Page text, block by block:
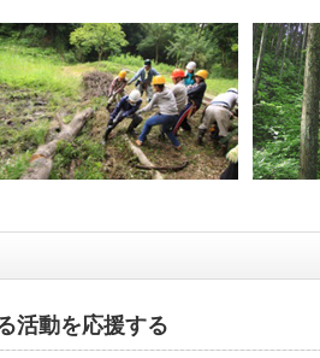
活動を応援する